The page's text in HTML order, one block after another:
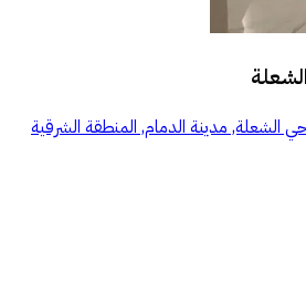
الشعلة, مدينة الدمام, المنطقة الشرقية